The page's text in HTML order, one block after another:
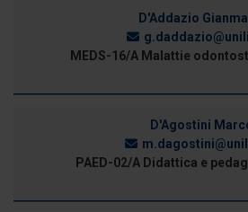
dalla Dichiarazione sui cookie.
Utilizziamo i cookie per
informazioni sul modo in cui utilizza
nostri partner che si occupano di
pubblicità e social media, i quali
D'Addazio
MEDS-16/A Malattie
D'Agostini
PAED-02/A Didattica e